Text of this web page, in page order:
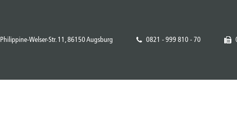
Philippine-Welser-Str. 11, 86150 Augsburg 0821 - 999 810 - 70